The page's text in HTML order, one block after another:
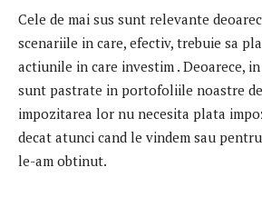
Cele de mai sus sunt relevante
scenariile in care, efectiv, trebuie sa
actiunile in care investim . Deoarece,
sunt pastrate in portofoliile noastre
impozitarea lor nu necesita plata
decat atunci cand le vindem sau
le-am obtinut.